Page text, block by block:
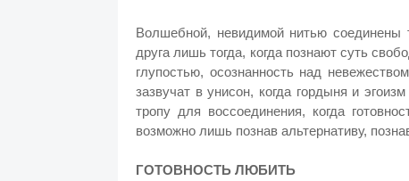
Волшебной, невидимой нитью
друга лишь тогда, когда познают суть
глупостью, осознанность над
зазвучат в унисон, когда гордыня и
тропу для воссоединения, когда
возможно лишь познав альтернативу,
ГОТОВНОСТЬ ЛЮБИТЬ